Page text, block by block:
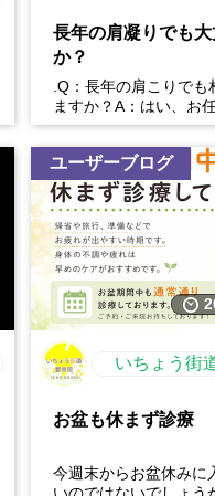
長年の肩凝りでも
か？
.Q：長年の肩こりでも
ますか？A：はい、お
い。慢性的な肩こりの
や生活習慣など様々で
ユーザーブログ
いちょう街
お盆も休まず診療
今週末からお盆休みに